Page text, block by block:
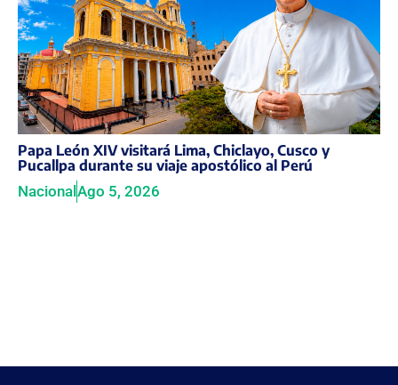
Papa León XIV visitará Lima, Chiclayo, Cusco y
Pucallpa durante su viaje apostólico al Perú
Nacional Ago 5, 2026